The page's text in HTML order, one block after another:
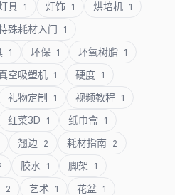
具 1 灯饰 1 烘培机 1
殊耗材入门 1
1 环保 1 环氧树脂 1
空吸塑机 1 硬度 1
礼物定制 1 视频教程 1
红菜3D 1 纸巾盒 1
翘边 2 耗材指南 2
胶水 1 脚架 1
2 艺术 1 花盆 1